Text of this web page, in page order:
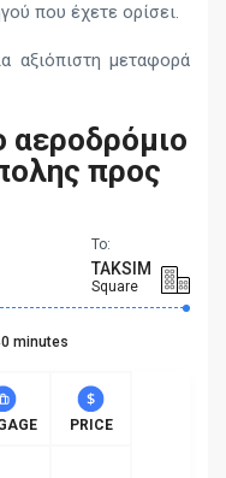
που έχετε ορίσει.
αξιόπιστη μεταφορά
αεροδρόμιο
προς
To:
TAKSIM
Square
minutes
PRICE